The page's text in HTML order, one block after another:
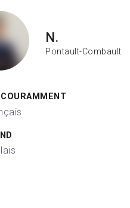
N.
Pontault-Combault
COURAMMENT